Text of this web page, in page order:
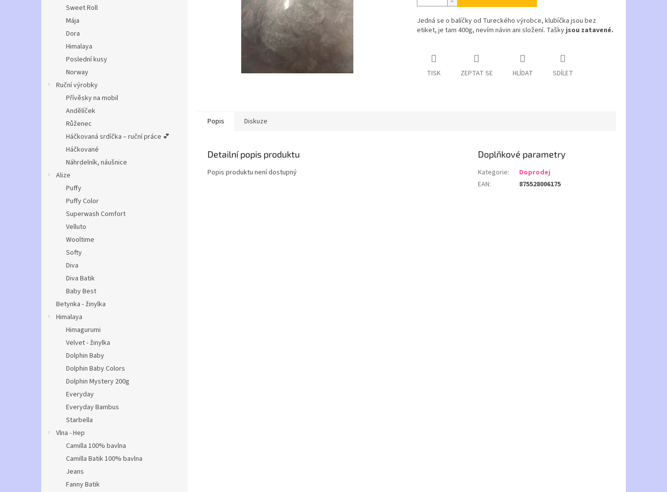
Sweet Roll
Mája
Dora
Himalaya
Poslední kusy
Norway
Ruční výrobky
Přívěsky na mobil
Andělíček
Růženec
Háčkovaná srdíčka – ruční práce 💕
Háčkované
Náhrdelník, náušnice
Alize
Puffy
Puffy Color
Superwash Comfort
Velluto
Wooltime
Softy
Diva
Diva Batik
Baby Best
Betynka - žinylka
Himalaya
Himagurumi
Velvet - žinylka
Dolphin Baby
Dolphin Baby Colors
Dolphin Mystery 200g
Everyday
Everyday Bambus
Starbella
Vlna - Hep
Camilla 100% bavlna
Camilla Batik 100% bavlna
Jeans
Fanny Batik
Jedná se o balíčky od Tureckého výrobce, klubíčka jsou bez
etiket, je tam 400g, nevím návin ani složení. Taškyjsou zatavené.
TISK ZEPTAT SE HLÍDAT SDÍLET
Popis Diskuze
Detailní popis produktu
Popis produktu není dostupný
Doplňkové parametry
Kategorie:
Doprodej
EAN: 875528006175